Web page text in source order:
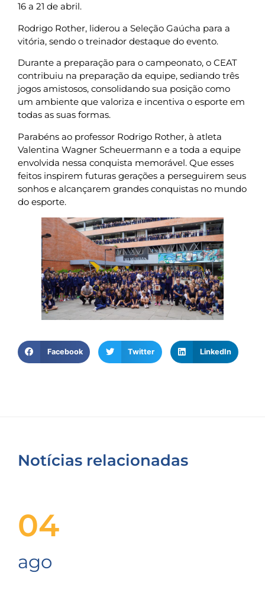
16 a 21 de abril.
Rodrigo Rother, liderou a Seleção Gaúcha para a
vitória, sendo o treinador destaque do evento.
Durante a preparação para o campeonato, o CEAT
contribuiu na preparação da equipe, sediando três
jogos amistosos, consolidando sua posição como
um ambiente que valoriza e incentiva o esporte em
todas as suas formas.
Parabéns ao professor Rodrigo Rother, à atleta
Valentina Wagner Scheuermann e a toda a equipe
envolvida nessa conquista memorável. Que esses
feitos inspirem futuras gerações a perseguirem seus
sonhos e alcançarem grandes conquistas no mundo
do esporte.
Facebook Twitter LinkedIn
Notícias relacionadas
04
ago